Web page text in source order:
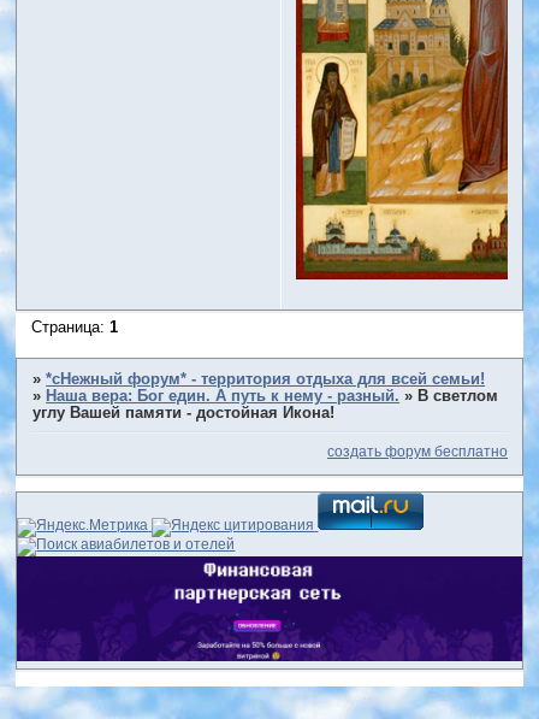
Страница:1
»*сНежный форум* - территория отдыха для всей семьи!
» Наша вера: Бог един. А путь к нему - разный. » В светлом
углу Вашей памяти - достойная Икона!
создать форум бесплатно